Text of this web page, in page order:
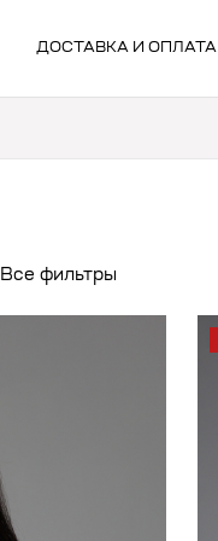
ДОСТАВКА И ОПЛАТА
Все фильтры